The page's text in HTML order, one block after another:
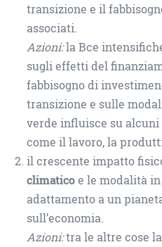
transizione e il
associati.
Azioni:la Bce
sugli effetti del
fabbisogno di
transizione e sulle
verde influisce su alcuni
come il lavoro, la
il crescente impatto
climaticoe le modalità
adattamento a un
sull’economia.
Azioni:tra le altre cose